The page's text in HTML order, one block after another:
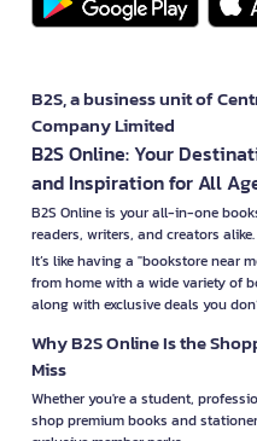
B2S, a business unit of
Company Limited
B2S Online: Your
and Inspiration for All
B2S Online is your all-in-one
readers, writers, and creators alike.
It’s like having a "bookstore near
from home with a wide variety of
along with exclusive deals you
Why B2S Online Is the
Miss
Whether you're a student,
shop premium books and